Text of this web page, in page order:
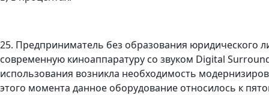
25. Предприниматель без образования юридического
современную киноаппаратуру со звуком Digital
использования возникла необходимость
этого момента данное оборудование относилось к